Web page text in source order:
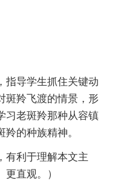
导学生抓住关键动
斑羚飞渡的情景，形
习老斑羚那种从容镇
的种族精神。
利于理解本文主
直观。）